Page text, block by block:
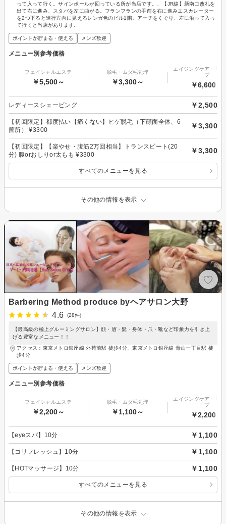
って入って行く。サインポールが回っている所が当店です。、【JR線】新南口改札を
出て右に進み、スタバを左に曲がる。フランフランの手前を右に進みエスカレーター
を2つ下ると進行方向に見えるレンガ色のビル1階。アーチをくぐり、左に沿って入っ
て行くと当店があります。
ポイントが貯まる・使える メンズ歓迎
メニュー別参考価格
フェイシャルエステ
￥5,500～
脱毛・ムダ毛処理
￥3,300～
エイジングケア・リ
プ
￥6,600～
レディースシェービング ￥2,500
【初回限定】都度払い【痛くない】ヒゲ脱毛（下顔面全体、6
箇所） ¥3300
￥3,300
【初回限定】【楽やせ・腹筋2万回相当】トランスビート(20
分) 腹orおしりor太もも ¥3300
￥3,300
すべてのメニューを見る
その他の情報を表示
Barbering Method produce byヘアサロン大野
4.6
(28件)
【最高級の極上グルーミングサロン】顔・眉・髭・身体・爪・靴など印象力を引き上
げる豊富なメニュー！！
アクセス：東京メトロ銀座線 外苑前駅 徒歩4分、東京メトロ銀座線 青山一丁目駅 徒
歩4分
ポイントが貯まる・使える メンズ歓迎
メニュー別参考価格
フェイシャルエステ
￥2,200～
脱毛・ムダ毛処理
￥1,100～
エイジングケア・リ
プ
￥2,200～
【eyeスパ】10分 ￥1,100
【コリフレッシュ】10分 ￥1,100
【HOTマッサージ】10分 ￥1,100
すべてのメニューを見る
その他の情報を表示